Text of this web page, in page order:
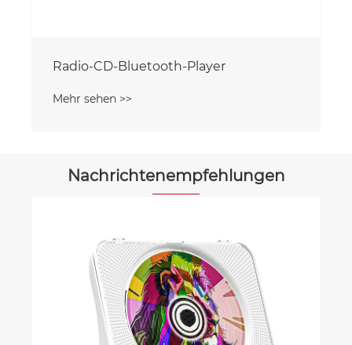
Radio-CD-Bluetooth-Player
Mehr sehen >>
Nachrichtenempfehlungen